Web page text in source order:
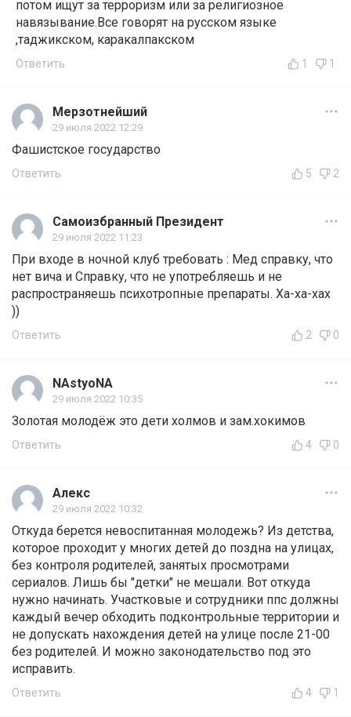
потом ищут за терроризм или за религиозное
навязывание.Все говорят на русском языке
,таджикском, каракалпакском
Ответить 1 1
Мерзотнейший
29 июля 2022 12:29
Фашистское государство
Ответить 5 2
Самоизбранный Президент
29 июля 2022 11:23
При входе в ночной клуб требовать : Мед справку, что
нет вича и Справку, что не употребляешь и не
распространяешь психотропные препараты. Ха-ха-хах
))
Ответить 2 0
NAstyoNA
29 июля 2022 10:35
Золотая молодёж это дети холмов и зам.хокимов
Ответить 4 0
Алекс
29 июля 2022 10:32
Откуда берется невоспитанная молодежь? Из детства,
которое проходит у многих детей до поздна на улицах,
без контроля родителей, занятых просмотрами
сериалов. Лишь бы "детки" не мешали. Вот откуда
нужно начинать. Участковые и сотрудники ппс должны
каждый вечер обходить подконтрольные территории и
не допускать нахождения детей на улице после 21-00
без родителей. И можно законодательство под это
исправить.
Ответить 4 1